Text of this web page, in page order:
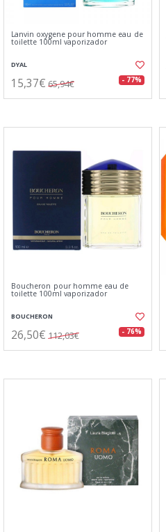
Lanvin oxygene pour homme eau de
toilette 100ml vaporizador
DYAL
15,37€ 65,94€ - 77%
Boucheron pour homme eau de
toilette 100ml vaporizador
BOUCHERON
26,50€ 112,03€ - 76%